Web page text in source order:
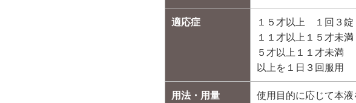
適応症
１５才以上 １回３錠
１１才以上１５才未
５才以上１１才未満
以上を１日３回服用
用法・用量 使用目的に応じて本液